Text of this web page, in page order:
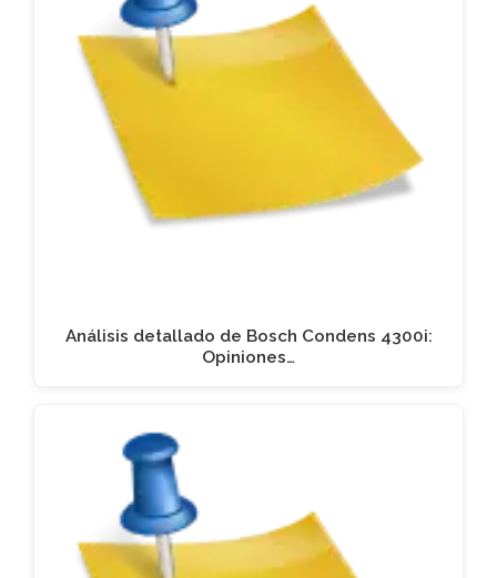
Análisis detallado de Bosch Condens 4300i:
Opiniones…